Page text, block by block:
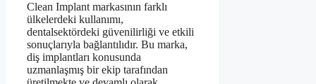
Clean Implant markasının farklı
ülkelerdeki kullanımı,
dentalsektördeki güvenilirliği ve etkili
sonuçlarıyla bağlantılıdır. Bu marka,
diş implantları konusunda
uzmanlaşmış bir ekip tarafından